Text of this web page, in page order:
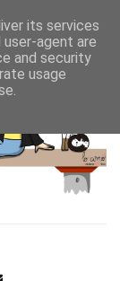
its services
user-agent are
and security
usage